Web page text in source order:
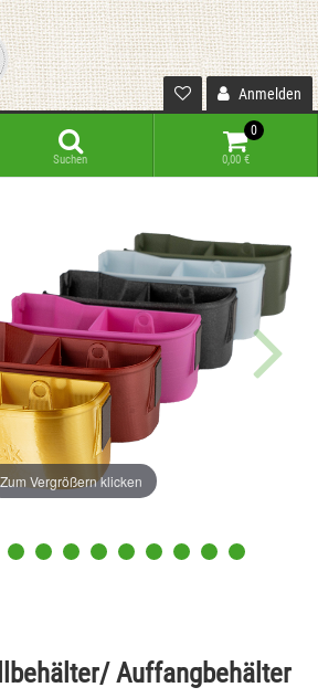
Anmelden
Suchen
0
0,00 €
Zum Vergrößern klicken
Auffangbehälter